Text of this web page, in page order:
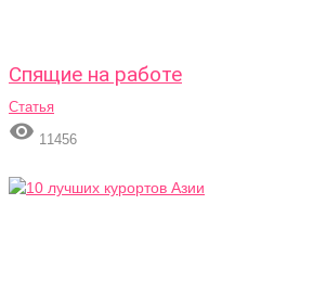
Спящие на работе
Статья
 11456